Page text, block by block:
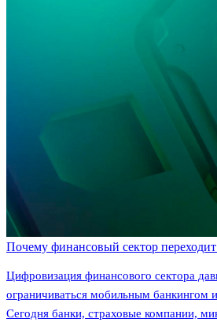
Почему финансовый сектор
Цифровизация финансового сектора
ограничиваться мобильным банкингом
Сегодня банки, страховые компании,